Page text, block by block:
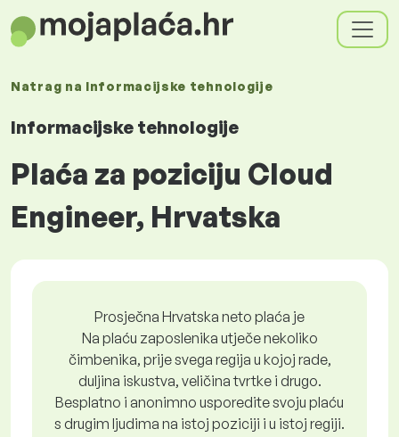
Natrag na Informacijske tehnologije
Informacijske tehnologije
Plaća za poziciju Cloud
Engineer, Hrvatska
Prosječna Hrvatska neto plaća je
Na plaću zaposlenika utječe nekoliko
čimbenika, prije svega regija u kojoj rade,
duljina iskustva, veličina tvrtke i drugo.
Besplatno i anonimno usporedite svoju plaću
s drugim ljudima na istoj poziciji i u istoj regiji.